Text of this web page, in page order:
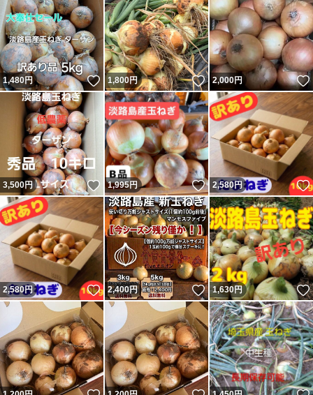
1,480円 いいね！
1,800円 いいね！
2,000円
3,500円 いいね！
1,995円 いいね！
2,580円
2,580円 いいね！
2,400円 いいね！
1,630円